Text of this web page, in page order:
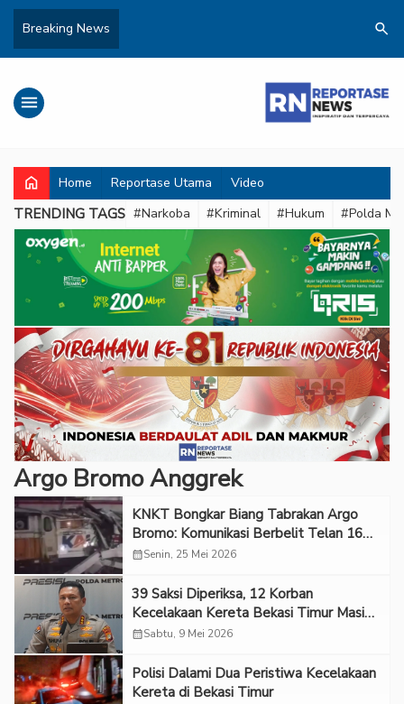
Breaking News search
menu
home Home Reportase Utama Video
TRENDING TAGS #Narkoba #Kriminal #Hukum #Polda
Argo Bromo Anggrek
KNKT Bongkar Biang Tabrakan Argo
Bromo: Komunikasi Berbelit Telan 16
Nyawa
calendar_monthSenin, 25 Mei 2026
39 Saksi Diperiksa, 12 Korban
Kecelakaan Kereta Bekasi Timur Masih
Dirawat di RS
calendar_monthSabtu, 9 Mei 2026
Polisi Dalami Dua Peristiwa Kecelakaan
Kereta di Bekasi Timur